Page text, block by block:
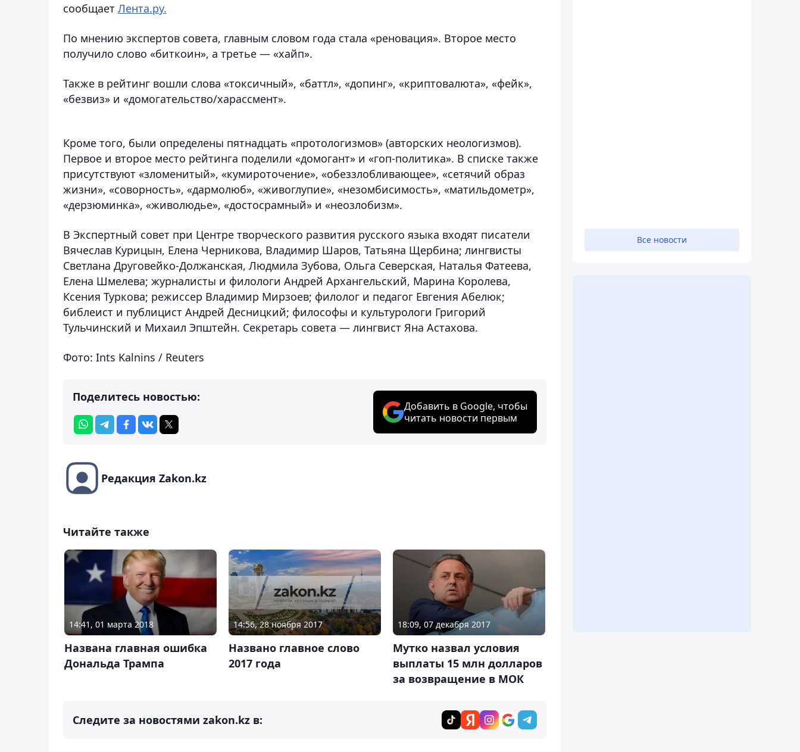
сообщает Лента.ру.
По мнению экспертов совета, главным словом года стала «реновация». Второе место
получило слово «биткоин», а третье — «хайп».
Также в рейтинг вошли слова «токсичный», «баттл», «допинг», «криптовалюта», «фейк»,
«безвиз» и «домогательство/харассмент».
Кроме того, были определены пятнадцать «протологизмов» (авторских неологизмов).
Первое и второе место рейтинга поделили «домогант» и «гоп-политика». В списке также
присутствуют «зломенитый», «кумироточение», «обеззлобливающее», «сетячий образ
жизни», «соворность», «дармолюб», «живоглупие», «незомбисимость», «матильдометр»,
«дерзюминка», «живолюдье», «достосрамный» и «неозлобизм».
В Экспертный совет при Центре творческого развития русского языка входят писатели
Вячеслав Курицын, Елена Черникова, Владимир Шаров, Татьяна Щербина; лингвисты
Светлана Друговейко-Должанская, Людмила Зубова, Ольга Северская, Наталья Фатеева,
Елена Шмелева; журналисты и филологи Андрей Архангельский, Марина Королева,
Ксения Туркова; режиссер Владимир Мирзоев; филолог и педагог Евгения Абелюк;
библеист и публицист Андрей Десницкий; философы и культурологи Григорий
Тульчинский и Михаил Эпштейн. Секретарь совета — лингвист Яна Астахова.
Фото: Ints Kalnins / Reuters
Поделитесь новостью:
Добавить в Google, чтобы
читать новости первым
Редакция Zakon.kz
Читайте также
14:41, 01 марта 2018
Названа главная ошибка
Дональда Трампа
14:56, 28 ноября 2017
Названо главное слово
2017 года
18:09, 07 декабря 2017
Мутко назвал условия
выплаты 15 млн долларов
за возвращение в МОК
Следите за новостями zakon.kz в:
Все новости